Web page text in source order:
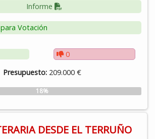
en nuestras vidas. Con la realización de
vida saludable, divertirnos, conocer a
Informe
Votación
0
Presupuesto: 209.000 €
18%
DESDE EL TERRUÑO